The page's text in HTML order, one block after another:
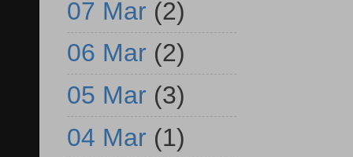
07 Mar (2)
06 Mar (2)
05 Mar (3)
04 Mar (1)